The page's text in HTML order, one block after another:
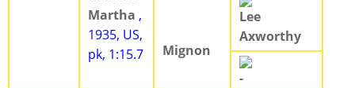
Martha ,
1935, US,
pk, 1:15.7
Mignon
Lee
Axworthy
-